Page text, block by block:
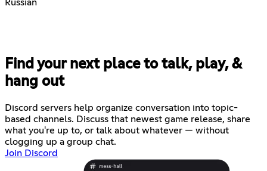
Russian
Find your next place to talk, play, &
hang out
Discord servers help organize conversation into topic-
based channels. Discuss that newest game release, share
what you're up to, or talk about whatever — without
clogging up a group chat.
Join Discord